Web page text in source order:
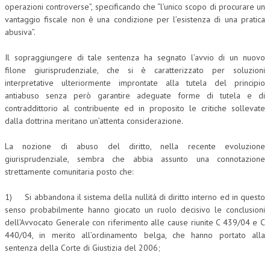
DIRITTO
DIRITTO PENALE D’IMPRESA
DIRITTO DEL WEB
DIRITTO DELLE IMPRESE IN CRISI
CRIMINOLOGIA E CRIMINALISTICA
FISCO
FISCALITÀ INTERNAZIONALE
CRIMINOLOGIA TRIBUTARIA
operazioni controverse”, specificando che “l’unico scopo di procurare un
vantaggio fiscale non è una condizione per l’esistenza di una pratica
abusiva”.
Il sopraggiungere di tale sentenza ha segnato l’avvio di un nuovo
filone giurisprudenziale, che si è caratterizzato per soluzioni
interpretative ulteriormente improntate alla tutela del principio
antiabuso senza però garantire adeguate forme di tutela e di
contraddittorio al contribuente ed in proposito le critiche sollevate
dalla dottrina meritano un’attenta considerazione.
La nozione di abuso del diritto, nella recente evoluzione
giurisprudenziale, sembra che abbia assunto una connotazione
strettamente comunitaria posto che:
1) Si abbandona il sistema della nullità di diritto interno ed in questo
senso probabilmente hanno giocato un ruolo decisivo le conclusioni
dell’Avvocato Generale con riferimento alle cause riunite C 439/04 e C
440/04, in merito all’ordinamento belga, che hanno portato alla
sentenza della Corte di Giustizia del 2006;